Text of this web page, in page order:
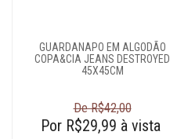
GUARDANAPO EM ALGODÃO
COPA&CIA JEANS DESTROYED
45X45CM
De R$42,00
Por R$29,99 à vista